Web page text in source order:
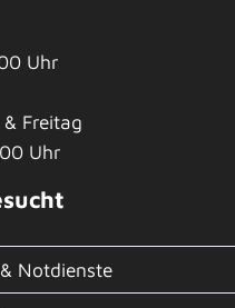
Uhr
Freitag
Uhr
Notdienste